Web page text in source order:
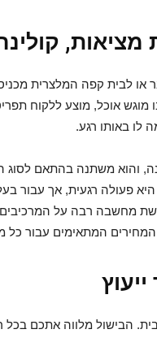
או לבית קפה המלצרית
אוכל, מוצע ללקוח
לו באותו רגע.
והוא משתנה בהתאם לסוג
פעולה רגעית, אך עבור
מחשבה רבה על
המתאימים עבור כל
הבישול מלווה אתכם בכל